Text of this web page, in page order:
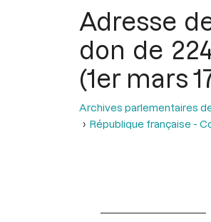
Adresse
don de
(1er mars
Archives parlementaires
République française -